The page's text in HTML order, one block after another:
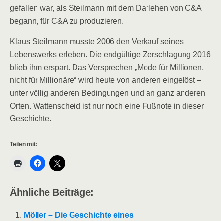
gefallen war, als Steilmann mit dem Darlehen von C&A
begann, für C&A zu produzieren.
Klaus Steilmann musste 2006 den Verkauf seines
Lebenswerks erleben. Die endgültige Zerschlagung 2016
blieb ihm erspart. Das Versprechen „Mode für Millionen,
nicht für Millionäre“ wird heute von anderen eingelöst –
unter völlig anderen Bedingungen und an ganz anderen
Orten. Wattenscheid ist nur noch eine Fußnote in dieser
Geschichte.
Teilen mit:
Ähnliche Beiträge:
Möller – Die Geschichte eines